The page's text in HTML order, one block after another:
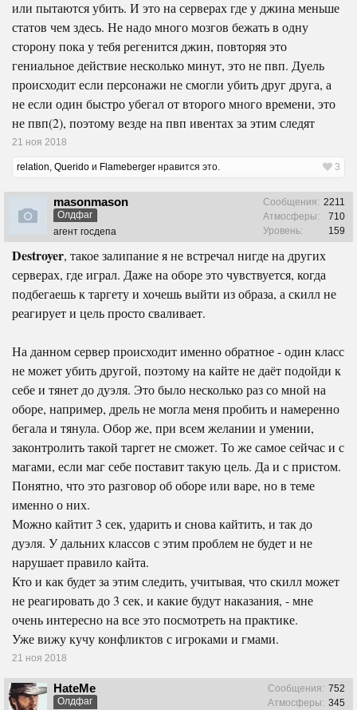
или пытаются убить. И это на серверах где у джина меньше
статов чем здесь. Не надо много мозгов бежать в одну
сторону пока у тебя регенится джин, повторяя это
гениальное действие несколько минут, это не пвп. Дуель
происходит если персонажи не смогли убить друг друга, а
не если один быстро убегал от второго много времени, это
не пвп(2), поэтому везде на пвп ивентах за этим следят
21 ноя 2018
relation, Querido и Flameberger нравится это. 3
masonmason
Олдфаг
агент госдепа
Сообщения: 2211
Атмосферы:
710
Уровень:
159
Destroyer, такое залипание я не встречал нигде на других
серверах, где играл. Даже на оборе это чувствуется, когда
подбегаешь к таргету и хочешь выйти из образа, а скилл не
реагирует и цель просто сваливает.
На данном сервер происходит именно обратное - один класс
не может убить другой, поэтому на кайте не даёт подойди к
себе и тянет до дуэля. Это было несколько раз со мной на
оборе, например, дрель не могла меня пробить и намеренно
бегала и тянула. Обор же, при всем желании и умении,
законтролить такой таргет не сможет. То же самое сейчас и с
магами, если маг себе поставит такую цель. Да и с пристом.
Понятно, что это разговор об оборе или варе, но в теме
именно о них.
Можно кайтит 3 сек, ударить и снова кайтить, и так до
дуэля. У дальних классов с этим проблем не будет и не
нарушает правило кайта.
Кто и как будет за этим следить, учитывая, что скилл может
не реагировать до 3 сек, и какие будут наказания, - мне
очень интересно на все это посмотреть на практике.
Уже вижу кучу конфликтов с игроками и гмами.
21 ноя 2018
HateMe
Олдфаг
Сообщения: 752
Атмосферы: 345